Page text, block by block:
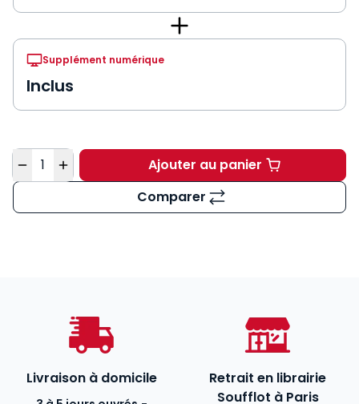
Supplément numérique
Inclus
Quantité Ajouter au panierCode général des
Comparer
Livraison à domicile
Retrait en librairie
Soufflot à Paris